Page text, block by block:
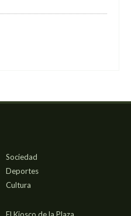
Sociedad
Deportes
Cultura
El Kiosco de la Plaza